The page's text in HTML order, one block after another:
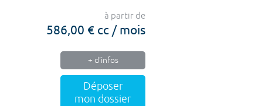
à partir de
586,00 € cc / mois
+ d'infos
Déposer
mon dossier